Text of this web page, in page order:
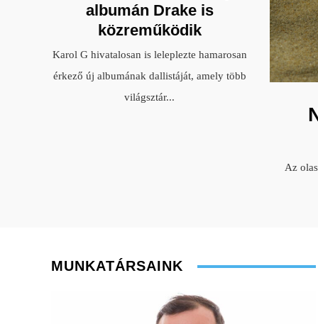
albumán Drake is
közreműködik
Karol G hivatalosan is leleplezte hamarosan
érkező új albumának dallistáját, amely több
világsztár...
Az
MUNKATÁRSAINK